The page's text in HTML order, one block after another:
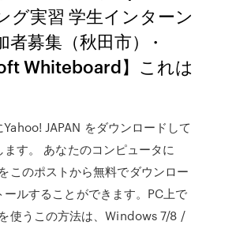
グ実習 学生インターン
者募集（秋田市） ·
Whiteboard】これは
JAPAN をダウンロードして
ます。 あなたのコンピュータに
このポストから無料でダウンロー
ールすることができます。PC上で
使うこの方法は、Windows 7/8 /